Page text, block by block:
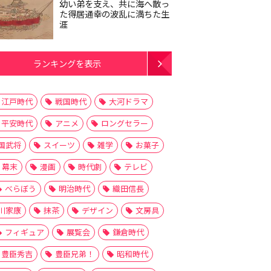
幼い弟を支え、共に海へ散っ
た得居通幸の波乱に満ちた生
涯
ランキングを表示
江戸時代 戦国時代
大河ドラマ
平安時代
アニメ
ロングセラー
武将
スイーツ 雑学
お菓子
幕末
漫画 時代劇
テレビ
べらぼう
明治時代
織田信長
家康
抹茶 デザイン
文房具
フィギュア
展覧会
鎌倉時代
豊臣秀吉
豊臣兄弟！
昭和時代